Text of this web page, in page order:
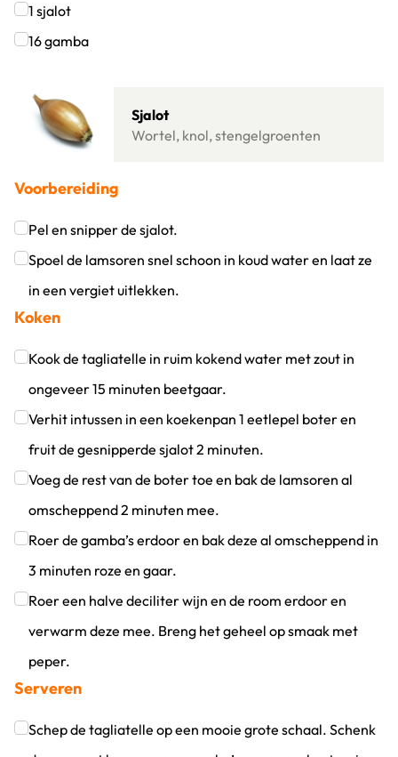
Klik om dit selectievakje aan te vinken
1 sjalot
Klik om dit selectievakje aan te vinken
16gamba
Sjalot
Wortel, knol, stengelgroenten
Lees meer over Sjalot
Voorbereiding
Pel en snipper de sjalot.
Klik om dit selectievakje aan te vinken
Spoel de lamsoren snel schoon in koud water en laat ze
in een vergiet uitlekken.
Klik om dit selectievakje aan te vinken
Koken
Kook de tagliatelle in ruim kokend water met zout in
ongeveer 15 minuten beetgaar.
Klik om dit selectievakje aan te vinken
Verhit intussen in een koekenpan 1 eetlepel boter en
fruit de gesnipperde sjalot 2 minuten.
Klik om dit selectievakje aan te vinken
Voeg de rest van de boter toe en bak de lamsoren al
omscheppend 2 minuten mee.
Klik om dit selectievakje aan te vinken
Roer de gamba’s erdoor en bak deze al omscheppend in
3 minuten roze en gaar.
Klik om dit selectievakje aan te vinken
Roer een halve deciliter wijn en de room erdoor en
verwarm deze mee. Breng het geheel op smaak met
peper.
Klik om dit selectievakje aan te vinken
Serveren
Schep de tagliatelle op een mooie grote schaal. Schenk